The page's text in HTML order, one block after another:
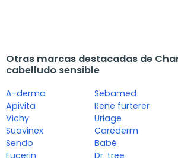
Otras marcas destacadas de
cabelludo sensible
A-derma
Apivita
Vichy
Suavinex
Sendo
Eucerin
Sebamed
Rene furterer
Uriage
Carederm
Babé
Dr. tree